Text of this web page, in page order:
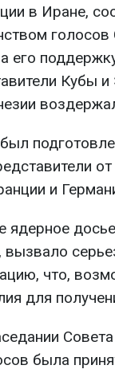
в Иране,
голосов
его
Кубы
и
ядерное
что,
для
была